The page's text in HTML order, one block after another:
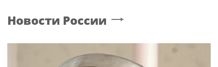
Новости России